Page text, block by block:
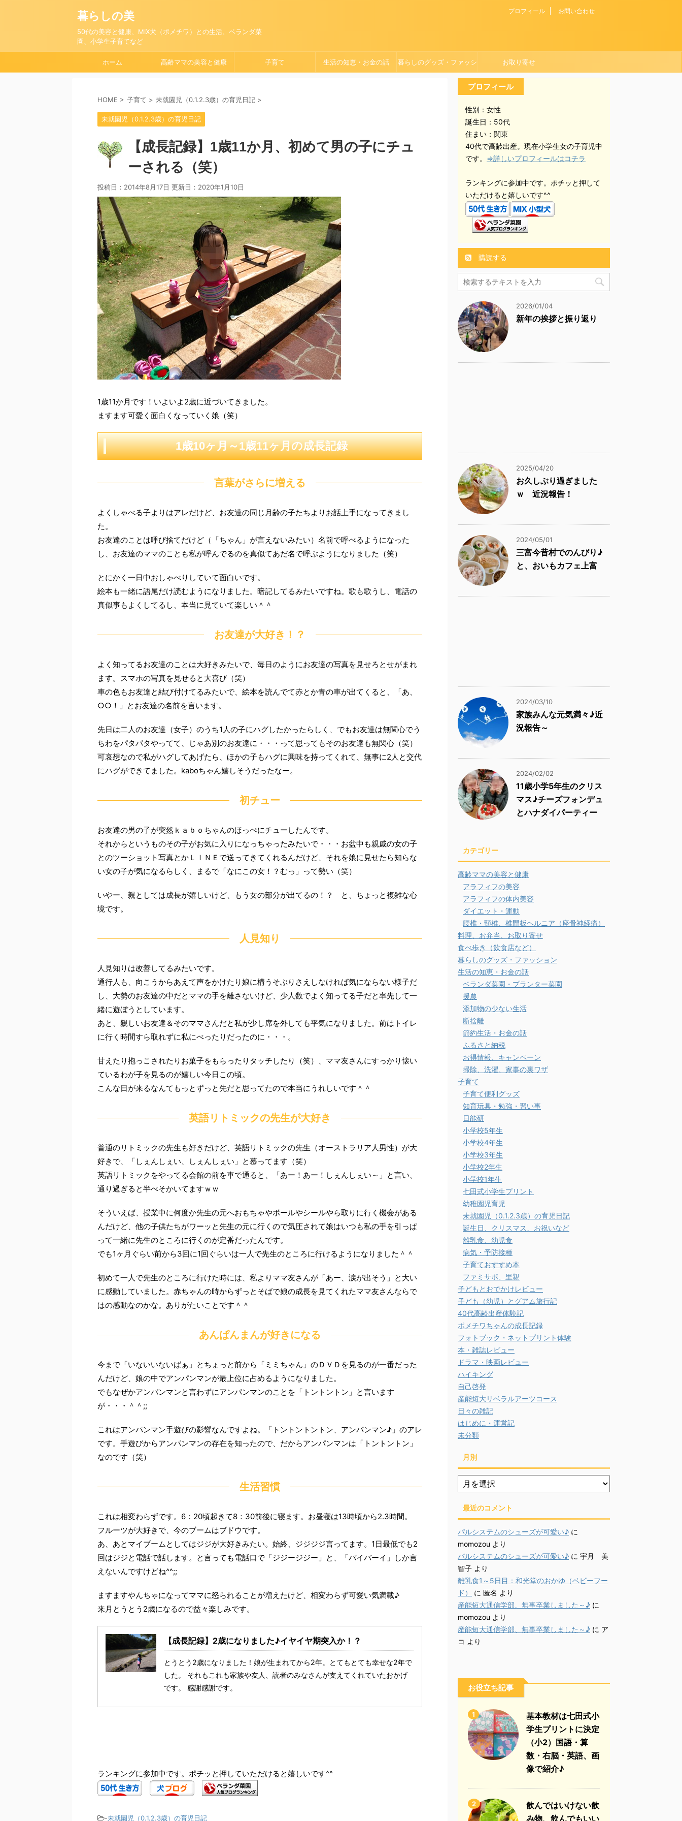
暮らしの美
50代の美容と健康、MIX犬（ポメチワ）との生活、ベランダ菜
園、小学生子育てなど
プロフィール お問い合わせ
ホーム 高齢ママの美容と健康 子育て 生活の知恵・お金の話 暮らしのグッズ・ファッシ お取り寄せ
HOME > 子育て > 未就園児（0.1.2.3歳）の育児日記 >
未就園児（0.1.2.3歳）の育児日記
【成長記録】1歳11か月、初めて男の子にチュ
ーされる（笑）
投稿日：2014年8月17日 更新日： 2020年1月10日
1歳11か月です！いよいよ2歳に近づいてきました。
ますます可愛く面白くなっていく娘（笑）
1歳10ヶ月～1歳11ヶ月の成長記録
言葉がさらに増える
よくしゃべる子よりはアレだけど、お友達の同じ月齢の子たちよりお話上手になってきまし
た。
お友達のことは呼び捨てだけど（「ちゃん」が言えないみたい）名前で呼べるようになった
し、お友達のママのことも私が呼んでるのを真似てあだ名で呼ぶようになりました（笑）
とにかく一日中おしゃべりしていて面白いです。
絵本も一緒に語尾だけ読むようになりました。暗記してるみたいですね。歌も歌うし、電話の
真似事もよくしてるし、本当に見ていて楽しい＾＾
お友達が大好き！？
よく知ってるお友達のことは大好きみたいで、毎日のようにお友達の写真を見せろとせがまれ
ます。スマホの写真を見せると大喜び（笑）
車の色もお友達と結び付けてるみたいで、絵本を読んでて赤とか青の車が出てくると、「あ、
○○！」とお友達の名前を言います。
先日は二人のお友達（女子）のうち1人の子にハグしたかったらしく、でもお友達は無関心でう
ちわをパタパタやってて、じゃあ別のお友達に・・・って思ってもそのお友達も無関心（笑）
可哀想なので私がハグしてあげたら、ほかの子もハグに興味を持ってくれて、無事に2人と交代
にハグができてました。kaboちゃん嬉しそうだったなー。
初チュー
お友達の男の子が突然ｋａｂｏちゃんのほっぺにチューしたんです。
それからというものその子がお気に入りになっちゃったみたいで・・・お盆中も親戚の女の子
とのツーショット写真とかＬＩＮＥで送ってきてくれるんだけど、それを娘に見せたら知らな
い女の子が気になるらしく、まるで「なにこの女！？むっ」って勢い（笑）
いやー、親としては成長が嬉しいけど、もう女の部分が出てるの！？ と、ちょっと複雑な心
境です。
人見知り
人見知りは改善してるみたいです。
通行人も、向こうからあえて声をかけたり娘に構うそぶりさえしなければ気にならない様子だ
し、大勢のお友達の中だとママの手を離さないけど、少人数でよく知ってる子だと率先して一
緒に遊ぼうとしています。
あと、親しいお友達＆そのママさんだと私が少し席を外しても平気になりました。前はトイレ
に行く時間すら取れずに私にべったりだったのに・・・。
甘えたり抱っこされたりお菓子をもらったりタッチしたり（笑）、ママ友さんにすっかり懐い
ているわが子を見るのが嬉しい今日この頃。
こんな日が来るなんてもっとずっと先だと思ってたので本当にうれしいです＾＾
英語リトミックの先生が大好き
普通のリトミックの先生も好きだけど、英語リトミックの先生（オーストラリア人男性）が大
好きで、「しぇんしぇい、しぇんしぇい」と慕ってます（笑）
英語リトミックをやってる会館の前を車で通ると、「あー！あー！しぇんしぇい～」と言い、
通り過ぎると半べそかいてますｗｗ
そういえば、授業中に何度か先生の元へおもちゃやボールやシールやら取りに行く機会がある
んだけど、他の子供たちがワーッと先生の元に行くので気圧されて娘はいつも私の手を引っぱ
って一緒に先生のところに行くのが定番だったんです。
でも1ヶ月ぐらい前から3回に1回ぐらいは一人で先生のところに行けるようになりました＾＾
初めて一人で先生のところに行けた時には、私よりママ友さんが「あー、涙が出そう」と大い
に感動していました。赤ちゃんの時からずっとそばで娘の成長を見てくれたママ友さんならで
はの感動なのかな。ありがたいことです＾＾
あんぱんまんが好きになる
今まで「いないいないばぁ」とちょっと前から「ミミちゃん」のＤＶＤを見るのが一番だった
んだけど、娘の中でアンパンマンが最上位に占めるようになりました。
でもなぜかアンパンマンと言わずにアンパンマンのことを「トントントン」と言います
が・・・＾＾;;
これはアンパンマン手遊びの影響なんですよね。「トントントントン、アンパンマン♪」のアレ
です。手遊びからアンパンマンの存在を知ったので、だからアンパンマンは「トントントン」
なのです（笑）
生活習慣
これは相変わらずです。6：20頃起きて8：30前後に寝ます。お昼寝は13時頃から2.3時間。
フルーツが大好きで、今のブームはブドウです。
あ、あとマイブームとしてはジジが大好きみたい。始終、ジジジジ言ってます。1日最低でも2
回はジジと電話で話します。と言っても電話口で「ジジージジー」と、「バイバーイ」しか言
えないんですけどね^^;;
ますますやんちゃになってママに怒られることが増えたけど、相変わらず可愛い気満載♪
来月とうとう2歳になるので益々楽しみです。
【成長記録】2歳になりました♪イヤイヤ期突入か！？
とうとう2歳になりました！娘が生まれてから2年。とてもとても幸せな2年で
した。 それもこれも家族や友人、読者のみなさんが支えてくれていたおかげ
です。 感謝感謝です。
ランキングに参加中です。ポチッと押していただけると嬉しいです^^
-未就園児（0.1.2.3歳）の育児日記
プロフィール
性別：女性
誕生日：50代
住まい：関東
40代で高齢出産。現在小学生女の子育児中
です。 ⇒詳しいプロフィールはコチラ
ランキングに参加中です。ポチッと押して
いただけると嬉しいです^^
購読する
2026/01/04
新年の挨拶と振り返り
2025/04/20
お久しぶり過ぎました
ｗ 近況報告！
2024/05/01
三富今昔村でのんびり♪
と、おいもカフェ上富
2024/03/10
家族みんな元気満々♪近
況報告～
2024/02/02
11歳小学5年生のクリス
マス♪チーズフォンデュ
とハナダイパーティー
カテゴリー
高齢ママの美容と健康
アラフィフの美容
アラフィフの体内美容
ダイエット・運動
腰椎・頸椎、椎間板ヘルニア（座骨神経痛）
料理、お弁当、お取り寄せ
食べ歩き（飲食店など）
暮らしのグッズ・ファッション
生活の知恵・お金の話
ベランダ菜園・プランター菜園
援農
添加物の少ない生活
断捨離
節約生活・お金の話
ふるさと納税
お得情報、キャンペーン
掃除、洗濯、家事の裏ワザ
子育て
子育て便利グッズ
知育玩具・勉強・習い事
日能研
小学校5年生
小学校4年生
小学校3年生
小学校2年生
小学校1年生
七田式小学生プリント
幼稚園児育児
未就園児（0.1.2.3歳）の育児日記
誕生日、クリスマス、お祝いなど
離乳食、幼児食
病気・予防接種
子育ておすすめ本
ファミサポ、里親
子どもとおでかけレビュー
子ども（幼児）とグアム旅行記
40代高齢出産体験記
ポメチワちゃんの成長記録
フォトブック・ネットプリント体験
本・雑誌レビュー
ドラマ・映画レビュー
ハイキング
自己啓発
産能短大リベラルアーツコース
日々の雑記
はじめに・運営記
未分類
月別
月
別
最近のコメント
パルシステムのシューズが可愛い♪ に
momozou より
パルシステムのシューズが可愛い♪ に 宇月 美
智子 より
離乳食1～5日目：和光堂のおかゆ（ベビーフー
ド）
に 匿名 より
産能短大通信学部、無事卒業しました～♪ に
momozou より
産能短大通信学部、無事卒業しました～♪ に ア
コ より
お役立ち記事
1
基本教材は七田式小
学生プリントに決定
（小2）国語・算
数・右脳・英語、画
像で紹介♪
2
飲んではいけない飲
み物、飲んでもいい